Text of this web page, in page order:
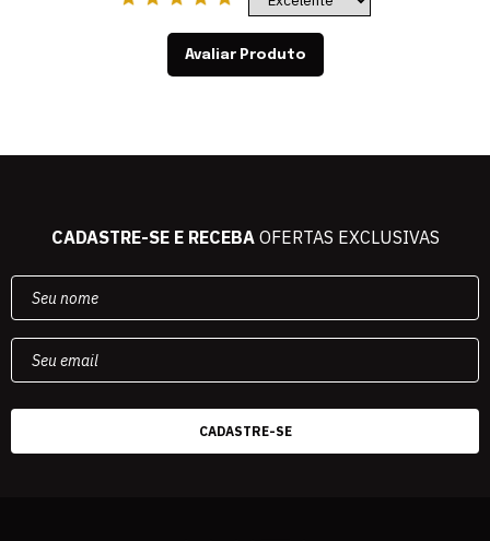
Avaliar Produto
CADASTRE-SE E RECEBAOFERTAS EXCLUSIVAS